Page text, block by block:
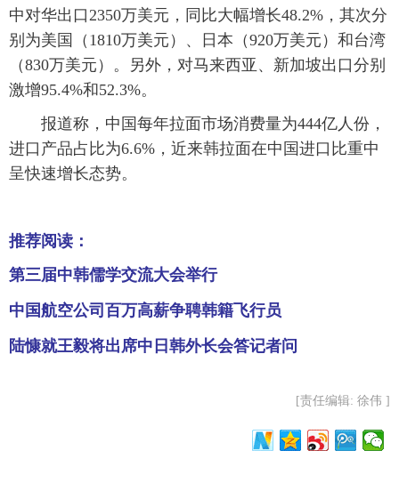
旅游 健康 信息化 数据
金融 公益 军事 无人机
富媒体 摄影 新华广播
新华电视中文
中对华出口2350万美元，同比大幅增长48.2%，其次分
别为美国（1810万美元）、日本（920万美元）和台湾
（830万美元）。另外，对马来西亚、新加坡出口分别
激增95.4%和52.3%。
报道称，中国每年拉面市场消费量为444亿人份，
进口产品占比为6.6%，近来韩拉面在中国进口比重中
呈快速增长态势。
推荐阅读：
第三届中韩儒学交流大会举行
中国航空公司百万高薪争聘韩籍飞行员
陆慷就王毅将出席中日韩外长会答记者问
[责任编辑: 徐伟 ]